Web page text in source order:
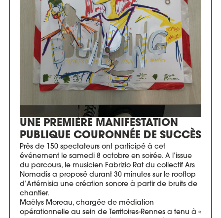
UNE PREMIÈRE MANIFESTATION
PUBLIQUE COURONNÉE DE SUCCÈS
Près de 150 spectateurs ont participé à cet
événement le samedi 8 octobre en soirée. A l’issue
du parcours, le musicien Fabrizio Rat du collectif Ars
Nomadis a proposé durant 30 minutes sur le rooftop
d’Artémisia une création sonore à partir de bruits de
chantier.
Maëlys Moreau, chargée de médiation
opérationnelle au sein de Territoires-Rennes a tenu à «